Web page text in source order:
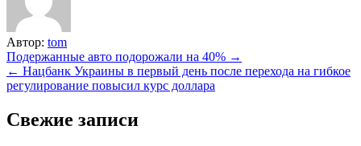
Автор: tom
Навигация
по
Подержанные авто подорожали на 40% →
← Нацбанк Украины в первый день после перехода на гибкое
регулирование повысил курс доллара
Свежие записи